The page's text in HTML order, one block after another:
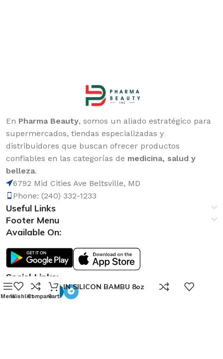
En Pharma Beauty, somos un aliado estratégico para
supermercados, tiendas especializadas y
distribuidores que buscan ofrecer productos
confiables en las categorías de medicina, salud y
belleza.
6792 Mid Cities Ave Beltsville, MD
Phone: (240) 332-1233
Useful Links
Footer Menu
Available On:
Social Links:
LEAVE-IN SILICON BAMBU 8oz
MenuWishlistCompare
0
Cart